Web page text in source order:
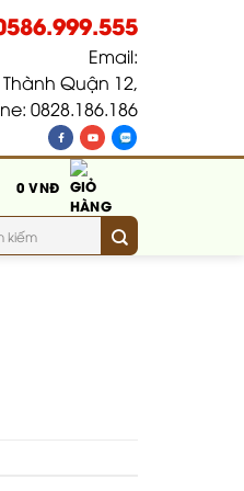
Email:
Quận 12,
0828.186.186
0VNĐ